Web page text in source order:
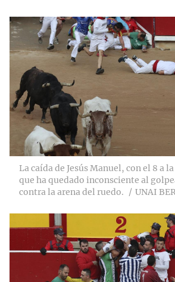
La caída de Jesús Manuel, con el 8 a
que ha quedado inconsciente al
contra la arena del ruedo.
UNAI